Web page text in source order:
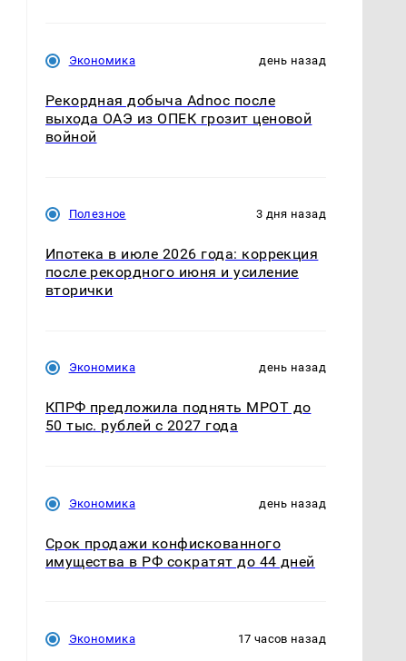
Экономика день назад
Рекордная добыча Adnoc после
выхода ОАЭ из ОПЕК грозит ценовой
войной
Полезное 3 дня назад
Ипотека в июле 2026 года: коррекция
после рекордного июня и усиление
вторички
Экономика день назад
КПРФ предложила поднять МРОТ до
50 тыс. рублей с 2027 года
Экономика день назад
Срок продажи конфискованного
имущества в РФ сократят до 44 дней
Экономика 17 часов назад